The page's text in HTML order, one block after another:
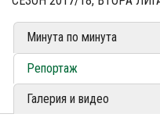
Минута по минута
Репортаж
Галерия и видео